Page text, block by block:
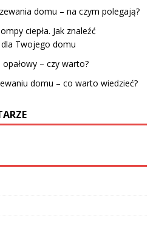
domu – na czym polegają?
ciepła. Jak znaleźć
Twojego domu
– czy warto?
domu – co warto wiedzieć?